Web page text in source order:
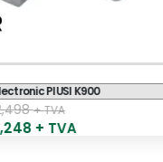
Contor electronic PIUSI K600 B/3
€430
€387